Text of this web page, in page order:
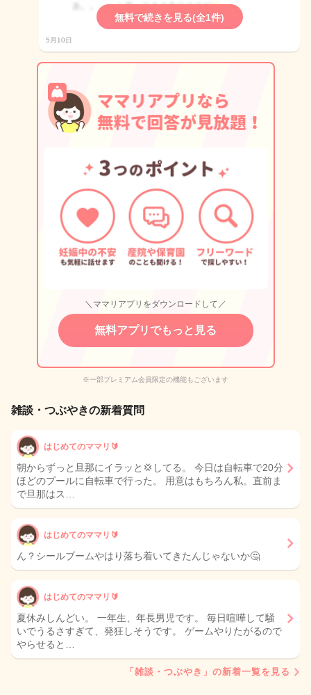
無料で続きを見る(全1件)
5月10日
＼ママリアプリをダウンロードして／
無料アプリでもっと見る
※一部プレミアム会員限定の機能もございます
雑談・つぶやきの新着質問
はじめてのママリ🔰
朝からずっと旦那にイラッと💢してる。 今日は自転車で20分
ほどのプールに自転車で行った。 用意はもちろん私。直前ま
で旦那はス…
はじめてのママリ🔰
ん？シールブームやはり落ち着いてきたんじゃないか🤔
はじめてのママリ🔰
夏休みしんどい。 一年生、年長男児です。 毎日喧嘩して騒
いでうるさすぎて、発狂しそうです。 ゲームやりたがるので
やらせると…
「雑談・つぶやき」の新着一覧を見る